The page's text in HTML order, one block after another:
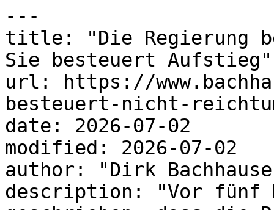
---
title: "Die Regierung
Sie besteuert Aufstieg"
url: https://
besteuert-nicht-
date: 2026-07-02
modified: 2026-07-02
author: "Dirk
description: "Vor fünf